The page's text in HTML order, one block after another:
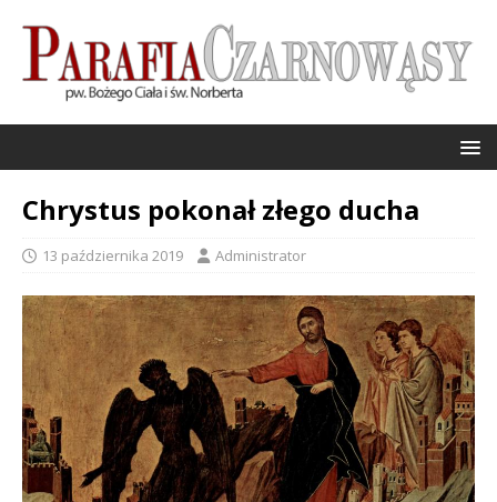
Chrystus pokonał złego ducha
13 października 2019 Administrator